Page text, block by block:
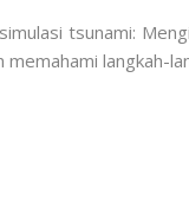
tsunami:
langkah-